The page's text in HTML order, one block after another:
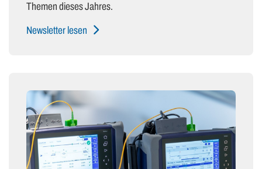
Themen dieses Jahres.
Newsletter lesen